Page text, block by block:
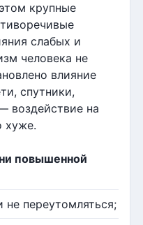
крупные
слабых и
человека не
влияние
спутники,
воздействие на
хуже.
повышенной
переутомляться;